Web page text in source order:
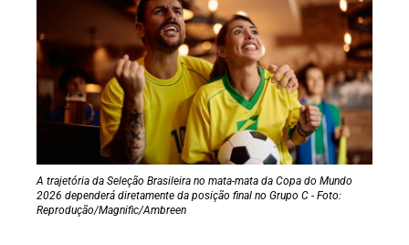
A trajetória da Seleção Brasileira no mata-mata da Copa do Mundo
2026 dependerá diretamente da posição final no Grupo C - Foto:
Reprodução/Magnific/Ambreen